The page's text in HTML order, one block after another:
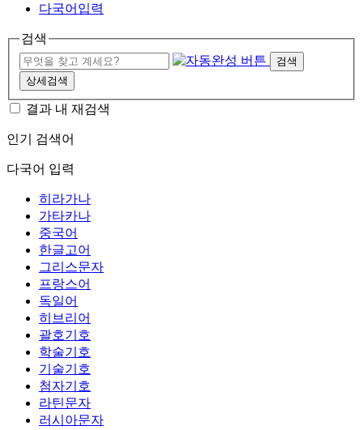
다국어입력
검색
검색
상세검색
결과 내 재검색
인기 검색어
다국어 입력
히라가나
가타카나
중국어
한글고어
그리스문자
프랑스어
독일어
히브리어
괄호기호
학술기호
기술기호
첨자기호
라틴문자
러시아문자